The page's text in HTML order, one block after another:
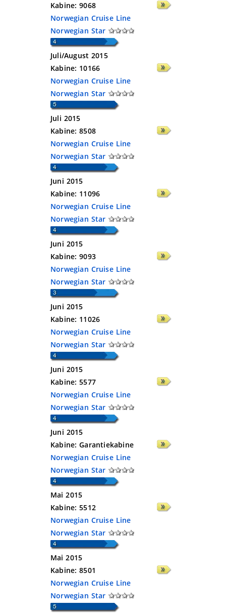
Kabine:9068
Norwegian Cruise Line
Norwegian Star
Juli/August 2015
Kabine: 10166
Norwegian Cruise Line
Norwegian Star
Juli 2015
Kabine:8508
Norwegian Cruise Line
Norwegian Star
Juni 2015
Kabine: 11096
Norwegian Cruise Line
Norwegian Star
Juni 2015
Kabine:9093
Norwegian Cruise Line
Norwegian Star
Juni 2015
Kabine: 11026
Norwegian Cruise Line
Norwegian Star
Juni 2015
Kabine:5577
Norwegian Cruise Line
Norwegian Star
Juni 2015
Kabine:Garantiekabine
Norwegian Cruise Line
Norwegian Star
Mai 2015
Kabine:5512
Norwegian Cruise Line
Norwegian Star
Mai 2015
Kabine:8501
Norwegian Cruise Line
Norwegian Star